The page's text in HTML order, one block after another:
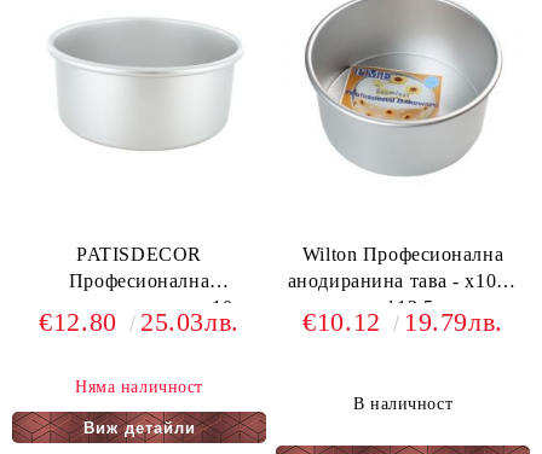
PATISDECOR
Професионална
- ф18
€12.80 25.03лв.
Няма наличност
Виж детайли
Wilton Професионална
анодиранина тава - х10см
- ф12,5
€10.12 19.79лв.
В наличност